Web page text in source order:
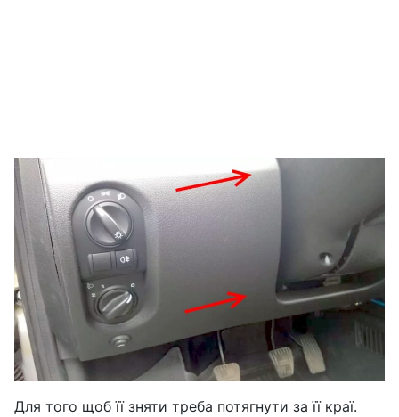
Для того щоб її зняти треба потягнути за її краї.